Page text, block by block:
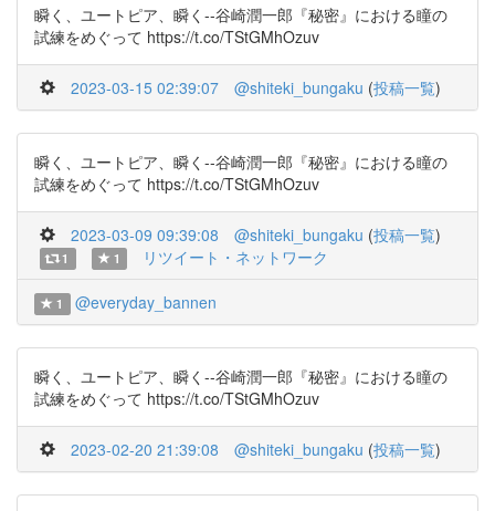
瞬く、ユートピア、瞬く--谷崎潤一郎『秘密』における瞳の
試練をめぐって https://t.co/TStGMhOzuv
2023-03-15 02:39:07 @shiteki_bungaku (投稿一覧)
瞬く、ユートピア、瞬く--谷崎潤一郎『秘密』における瞳の
試練をめぐって https://t.co/TStGMhOzuv
2023-03-09 09:39:08 @shiteki_bungaku (投稿一覧)
1 1 リツイート・ネットワーク
1 @everyday_bannen
瞬く、ユートピア、瞬く--谷崎潤一郎『秘密』における瞳の
試練をめぐって https://t.co/TStGMhOzuv
2023-02-20 21:39:08 @shiteki_bungaku (投稿一覧)